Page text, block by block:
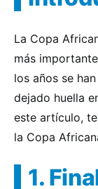
La Copa
más
los años se
dejado huella
este artículo,
la Copa
1.